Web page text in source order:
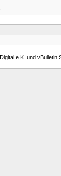
e.K. und vBulletin